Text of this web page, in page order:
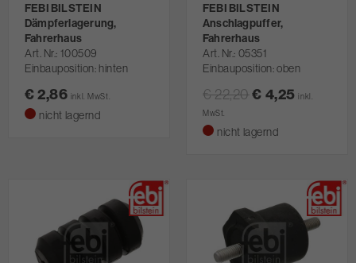
FEBI BILSTEIN
Dämpferlagerung,
Fahrerhaus
Art. Nr. 100509
Einbauposition: hinten
€ 2,86 inkl. MwSt.
nicht lagernd
FEBI BILSTEIN
Anschlagpuffer,
Fahrerhaus
Art. Nr. 05351
Einbauposition: oben
€ 22,20€ 4,25inkl.
MwSt.
nicht lagernd